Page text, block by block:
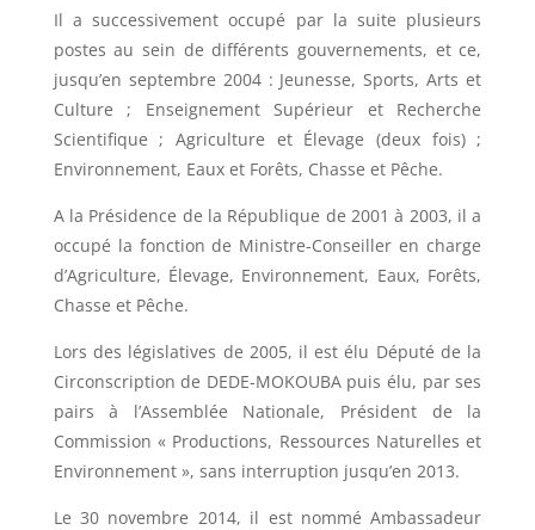
Il a successivement occupé par la suite plusieurs
postes au sein de différents gouvernements, et ce,
jusqu’en septembre 2004 : Jeunesse, Sports, Arts et
Culture ; Enseignement Supérieur et Recherche
Scientifique ; Agriculture et Élevage (deux fois) ;
Environnement, Eaux et Forêts, Chasse et Pêche.
A la Présidence de la République de 2001 à 2003, il a
occupé la fonction de Ministre-Conseiller en charge
d’Agriculture, Élevage, Environnement, Eaux, Forêts,
Chasse et Pêche.
Lors des législatives de 2005, il est élu Député de la
Circonscription de DEDE-MOKOUBA puis élu, par ses
pairs à l’Assemblée Nationale, Président de la
Commission « Productions, Ressources Naturelles et
Environnement », sans interruption jusqu’en 2013.
Le 30 novembre 2014, il est nommé Ambassadeur